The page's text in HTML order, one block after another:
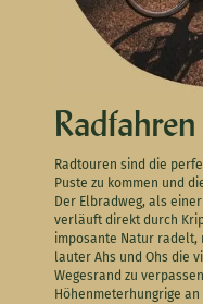
Radfahren
Radtouren sind die
Puste zu kommen und
Der Elbradweg, als
verläuft direkt durch
imposante Natur radelt,
lauter Ahs und Ohs die
Wegesrand zu
Höhenmeterhungrige